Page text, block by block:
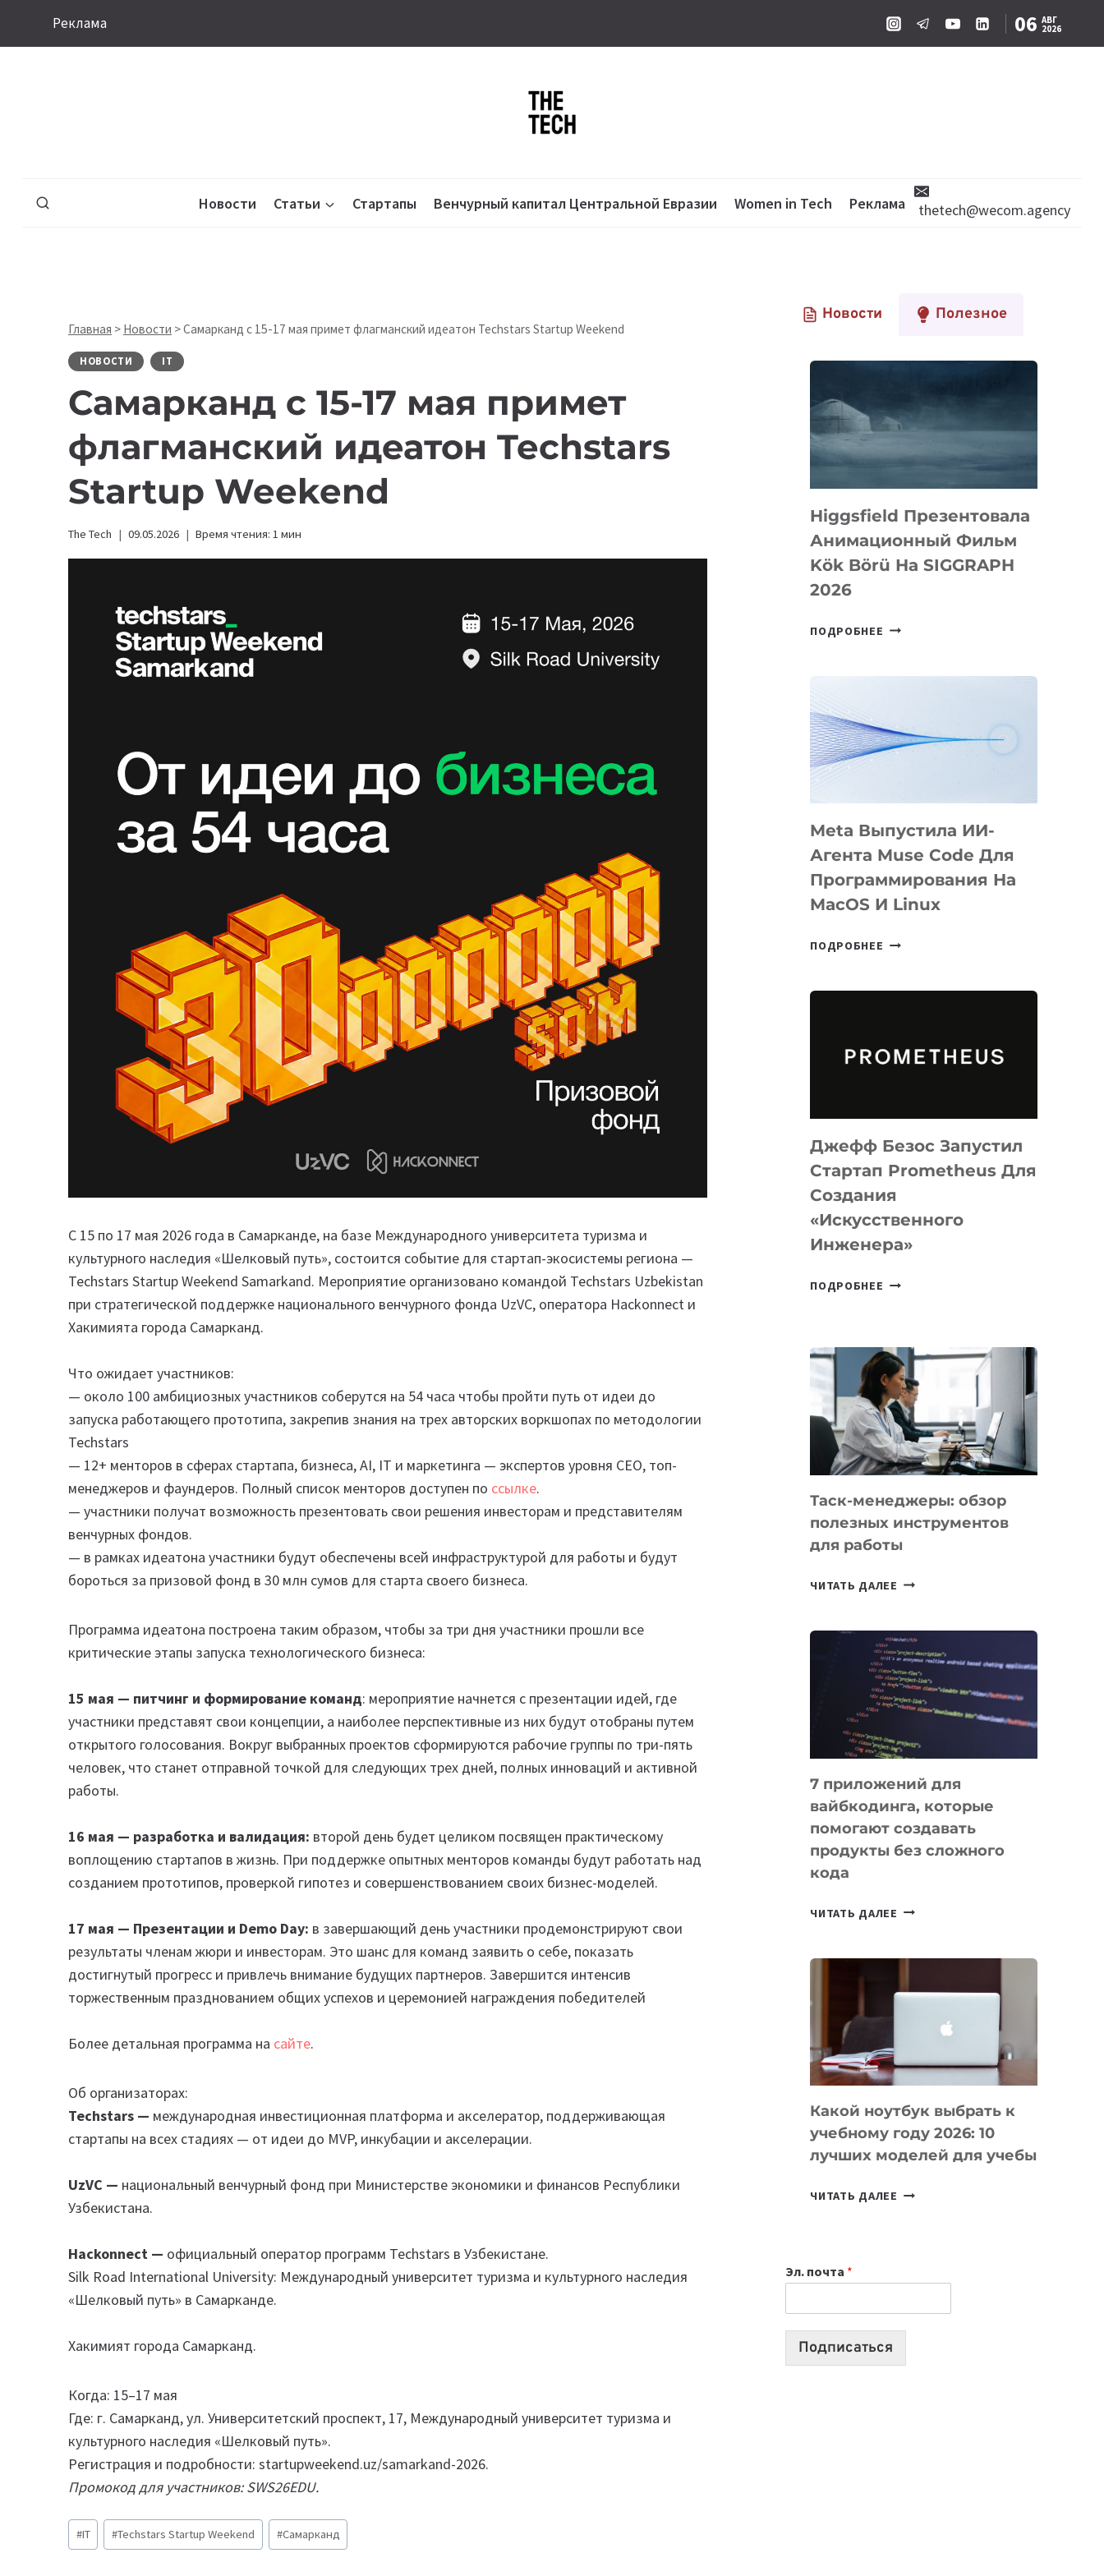
Реклама 06 АВГ
2026
Новости Статьи Стартапы Венчурный капитал Центральной Евразии Women in Tech Реклама thetech@wecom.agency
Главная > Новости >Самарканд с 15-17 мая примет флагманский идеатон Techstars Startup Weekend
НОВОСТИ IT
Самарканд с 15-17 мая примет
флагманский идеатон Techstars
Startup Weekend
The Tech 09.05.2026 Время чтения: 1 мин
С 15 по 17 мая 2026 года в Самарканде, на базе Международного университета туризма и
культурного наследия «Шелковый путь», состоится событие для стартап-экосистемы региона —
Techstars Startup Weekend Samarkand. Мероприятие организовано командой Techstars Uzbekistan
при стратегической поддержке национального венчурного фонда UzVC, оператора Hackonnect и
Хакимията города Самарканд.
Что ожидает участников:
— около 100 амбициозных участников соберутся на 54 часа чтобы пройти путь от идеи до
запуска работающего прототипа, закрепив знания на трех авторских воркшопах по методологии
Techstars
— 12+ менторов в сферах стартапа, бизнеса, AI, IT и маркетинга — экспертов уровня CEO, топ-
менеджеров и фаундеров. Полный список менторов доступен по ссылке.
— участники получат возможность презентовать свои решения инвесторам и представителям
венчурных фондов.
— в рамках идеатона участники будут обеспечены всей инфраструктурой для работы и будут
бороться за призовой фонд в 30 млн сумов для старта своего бизнеса.
Программа идеатона построена таким образом, чтобы за три дня участники прошли все
критические этапы запуска технологического бизнеса:
15 мая — питчинг и формирование команд: мероприятие начнется с презентации идей, где
участники представят свои концепции, а наиболее перспективные из них будут отобраны путем
открытого голосования. Вокруг выбранных проектов сформируются рабочие группы по три-пять
человек, что станет отправной точкой для следующих трех дней, полных инноваций и активной
работы.
16 мая — разработка и валидация: второй день будет целиком посвящен практическому
воплощению стартапов в жизнь. При поддержке опытных менторов команды будут работать над
созданием прототипов, проверкой гипотез и совершенствованием своих бизнес-моделей.
17 мая — Презентации и Demo Day: в завершающий день участники продемонстрируют свои
результаты членам жюри и инвесторам. Это шанс для команд заявить о себе, показать
достигнутый прогресс и привлечь внимание будущих партнеров. Завершится интенсив
торжественным празднованием общих успехов и церемонией награждения победителей
Более детальная программа на сайте.
Об организаторах:
Techstars — международная инвестиционная платформа и акселератор, поддерживающая
стартапы на всех стадиях — от идеи до MVP, инкубации и акселерации.
UzVC — национальный венчурный фонд при Министерстве экономики и финансов Республики
Узбекистана.
Hackonnect — официальный оператор программ Techstars в Узбекистане.
Silk Road International University: Международный университет туризма и культурного наследия
«Шелковый путь» в Самарканде.
Хакимият города Самарканд.
Когда: 15–17 мая
Где: г. Самарканд, ул. Университетский проспект, 17, Международный университет туризма и
культурного наследия «Шелковый путь».
Регистрация и подробности: startupweekend.uz/samarkand-2026.
Промокод для участников: SWS26EDU.
Метки
записи:
#IT #Techstars Startup Weekend #Самарканд
Новости Полезное
Higgsfield Презентовала
Анимационный Фильм
Kök Börü На SIGGRAPH
2026
ПОДРОБНЕЕ HIGGSFIELD
BÖRÜ
НА
Meta Выпустила ИИ-
Агента Muse Code Для
Программирования На
MacOS И Linux
ПОДРОБНЕЕ META
ДЛЯ
И
LINUX
Джефф Безос Запустил
Стартап Prometheus Для
Создания
«искусственного
Инженера»
ПОДРОБНЕЕ ДЖЕФФ
PROMETHEUS
ДЛЯ
СОЗДАНИЯ
«ИСКУССТВЕННОГО
ИНЖЕНЕРА»
Таск-менеджеры: обзор
полезных инструментов
для работы
ЧИТАТЬ ДАЛЕЕ ТАСК-
ПОЛЕЗНЫХ
ИНСТРУМЕНТОВ
ДЛЯ
РАБОТЫ
7 приложений для
вайбкодинга, которые
помогают создавать
продукты без сложного
кода
ЧИТАТЬ ДАЛЕЕ
КОТОРЫЕ
СОЗДАВАТЬ
БЕЗ
КОДА
Какой ноутбук выбрать к
учебному году 2026: 10
лучших моделей для учебы
ЧИТАТЬ ДАЛЕЕ КАКОЙ
2026:
10
Эл. почта *
Подписаться